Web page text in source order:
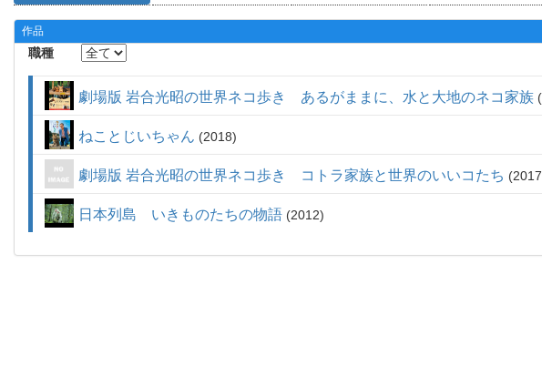
作品
職種
劇場版 岩合光昭の世界ネコ歩き あるがままに、水と大地のネコ家族
ねことじいちゃん 2018
劇場版 岩合光昭の世界ネコ歩き コトラ家族と世界のいいコたち 2017
日本列島 いきものたちの物語 2012